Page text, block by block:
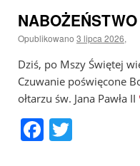
Opublikowano 3 lipca 2026,
Dziś, po Mszy Świętej
Czuwanie poświęcone
ołtarzu św. Jana Pawła II
Facebook